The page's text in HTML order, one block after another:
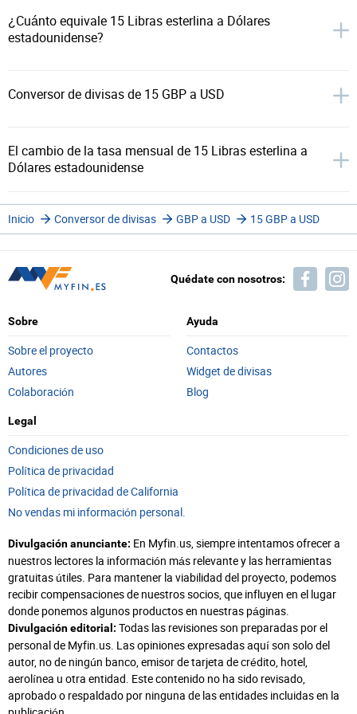
¿Cuánto equivale 15 Libras esterlina a Dólares
estadounidense?
Conversor de divisas de 15 GBP a USD
El cambio de la tasa mensual de 15 Libras esterlina a
Dólares estadounidense
Inicio Conversor de divisas GBP a USD 15 GBP a USD
Quédate con nosotros:
Sobre
Sobre el proyecto
Autores
Colaboración
Ayuda
Contactos
Widget de divisas
Blog
Legal
Condiciones de uso
Política de privacidad
Política de privacidad de California
No vendas mi información personal.
Divulgación anunciante: En Myfin.us, siempre intentamos ofrecer a
nuestros lectores la información más relevante y las herramientas
gratuitas útiles. Para mantener la viabilidad del proyecto, podemos
recibir compensaciones de nuestros socios, que influyen en el lugar
donde ponemos algunos productos en nuestras páginas.
Divulgación editorial: Todas las revisiones son preparadas por el
personal de Myfin.us. Las opiniones expresadas aquí son solo del
autor, no de ningún banco, emisor de tarjeta de crédito, hotel,
aerolínea u otra entidad. Este contenido no ha sido revisado,
aprobado o respaldado por ninguna de las entidades incluidas en la